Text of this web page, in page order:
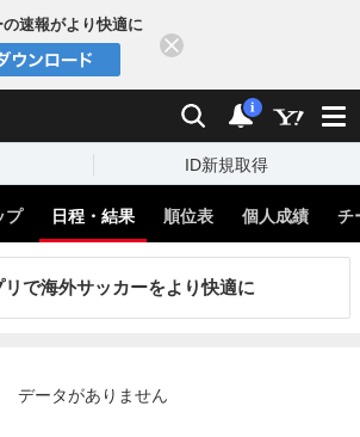
速報がより快適に
検索 通知
i
ID新規取得
プ 日程・結果 順位表 個人成績 チ
リで海外サッカーをより快適に
データがありません